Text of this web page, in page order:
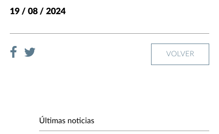
19 / 08 / 2024
VOLVER
Últimas noticias